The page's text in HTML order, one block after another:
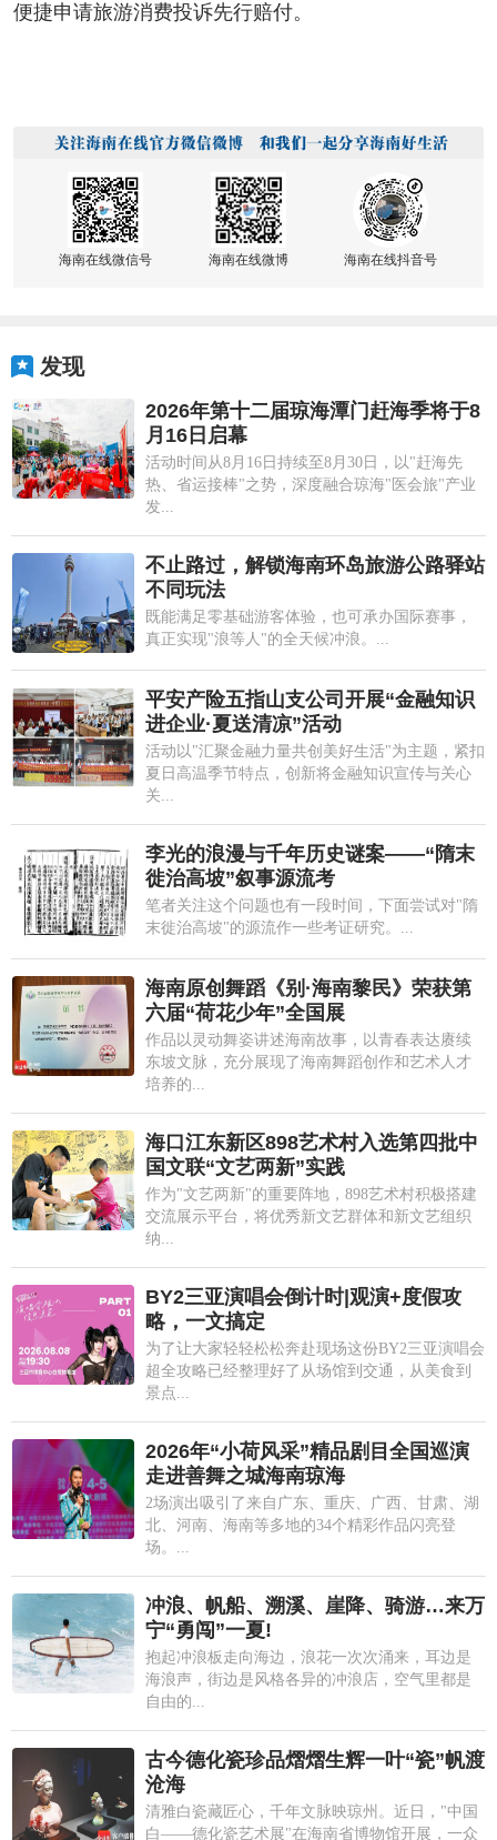
便捷申请旅游消费投诉先行赔付。
海南在线微信号 海南在线微博 海南在线抖音号
发现
2026年第十二届琼海潭门赶海季将于8
月16日启幕
活动时间从8月16日持续至8月30日，以"赶海先
热、省运接棒"之势，深度融合琼海"医会旅"产业
发...
不止路过，解锁海南环岛旅游公路驿站
不同玩法
既能满足零基础游客体验，也可承办国际赛事，
真正实现"浪等人"的全天候冲浪。...
平安产险五指山支公司开展“金融知识
进企业·夏送清凉”活动
活动以"汇聚金融力量共创美好生活"为主题，紧扣
夏日高温季节特点，创新将金融知识宣传与关心
关...
李光的浪漫与千年历史谜案——“隋末
徙治高坡”叙事源流考
笔者关注这个问题也有一段时间，下面尝试对"隋
末徙治高坡"的源流作一些考证研究。...
海南原创舞蹈《别·海南黎民》荣获第
六届“荷花少年”全国展
作品以灵动舞姿讲述海南故事，以青春表达赓续
东坡文脉，充分展现了海南舞蹈创作和艺术人才
培养的...
海口江东新区898艺术村入选第四批中
国文联“文艺两新”实践
作为"文艺两新"的重要阵地，898艺术村积极搭建
交流展示平台，将优秀新文艺群体和新文艺组织
纳...
BY2三亚演唱会倒计时|观演+度假攻
略，一文搞定
为了让大家轻轻松松奔赴现场这份BY2三亚演唱会
超全攻略已经整理好了从场馆到交通，从美食到
景点...
2026年“小荷风采”精品剧目全国巡演
走进善舞之城海南琼海
2场演出吸引了来自广东、重庆、广西、甘肃、湖
北、河南、海南等多地的34个精彩作品闪亮登
场。...
冲浪、帆船、溯溪、崖降、骑游…来万
宁“勇闯”一夏!
抱起冲浪板走向海边，浪花一次次涌来，耳边是
海浪声，街边是风格各异的冲浪店，空气里都是
自由的...
古今德化瓷珍品熠熠生辉一叶“瓷”帆渡
沧海
清雅白瓷藏匠心，千年文脉映琼州。近日，"中国
白——德化瓷艺术展"在海南省博物馆开展，一众